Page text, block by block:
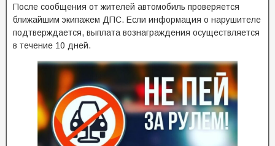
После сообщения от жителей автомобиль проверяется
ближайшим экипажем ДПС. Если информация о нарушителе
подтверждается, выплата вознаграждения осуществляется
в течение 10 дней.